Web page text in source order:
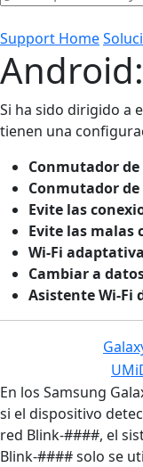
Support Home
Si ha sido dirigido a
tienen una
Conmutador
Conmutador
Evite las
Evite las malas
Wi-Fi adaptativa
Cambiar a
Asistente Wi-Fi
En los Samsung
si el dispositivo
red Blink-####, el
Blink-#### solo se